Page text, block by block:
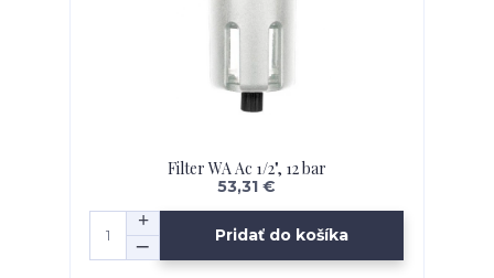
Filter WA Ac 1/2", 12 bar
53,31 €
Pridať do košíka